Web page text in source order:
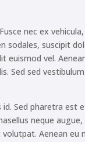
nec ex
sodales, suscipit
euismod vel.
Sed sed
Sed pharetra est
neque
volutpat. Aenean